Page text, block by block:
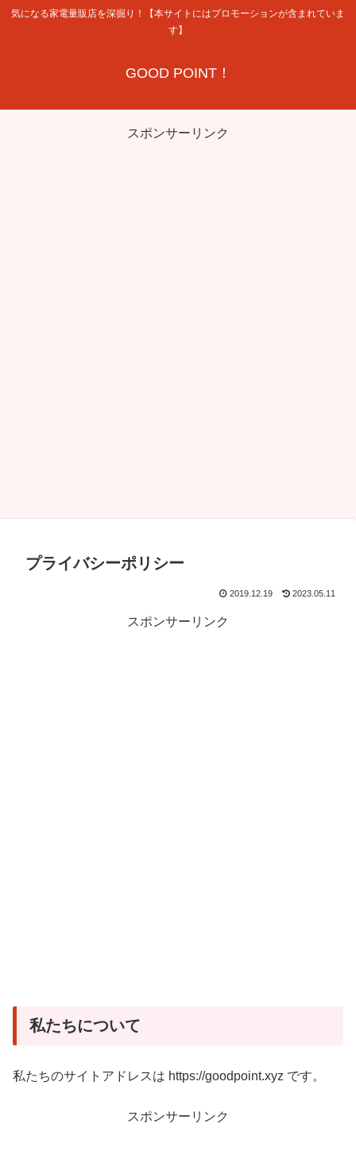
気になる家電量販店を深掘り！【本サイトにはプロモーションが含まれていま
す】
GOOD POINT！
スポンサーリンク
プライバシーポリシー
2019.12.19 2023.05.11
スポンサーリンク
私たちについて
私たちのサイトアドレスは https://goodpoint.xyz です。
スポンサーリンク